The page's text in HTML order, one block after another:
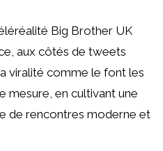
Big Brother UK
aux côtés de tweets
viralité comme le font les
mesure, en cultivant une
de rencontres moderne et